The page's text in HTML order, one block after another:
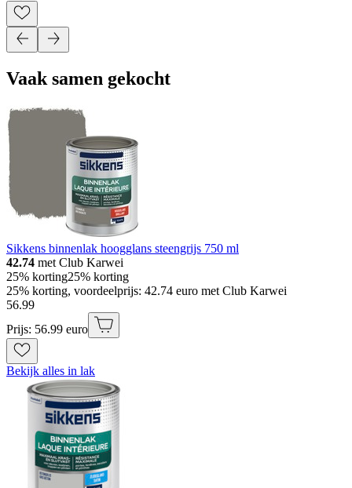
Vaak samen gekocht
Sikkens binnenlak hoogglans steengrijs 750 ml
42.74 met Club Karwei
25% korting25% korting
25% korting, voordeelprijs: 42.74 euro met Club Karwei
56.99
Prijs: 56.99 euro
Bekijk alles in lak